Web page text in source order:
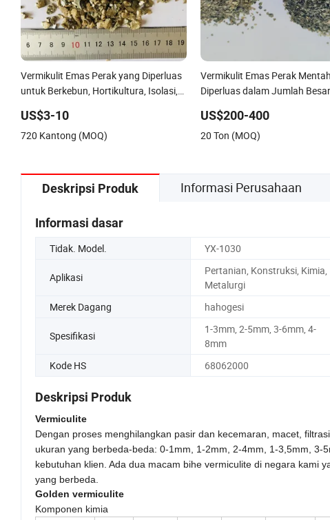
Vermikulit Emas Perak yang Diperluas
untuk Berkebun, Hortikultura, Isolasi,
US$3-10
720 Kantong (MOQ)
Vermikulit Emas Perak
Diperluas dalam Jumlah
Partikel
US$200-400
20 Ton (MOQ)
Deskripsi Produk Informasi Perusahaan
Informasi dasar
Tidak. Model. YX-1030
Aplikasi
Pertanian, Konstruksi, Kimia,
Metalurgi
Merek Dagang hahogesi
Spesifikasi
1-3mm, 2-5mm, 3-6mm, 4-
8mm
Kode HS 68062000
Deskripsi Produk
Vermiculite
Dengan proses menghilangkan pasir dan kecemaran, macet,
ukuran yang berbeda-beda: 0-1mm, 1-2mm, 2-4mm, 1-3,5mm,
kebutuhan klien. Ada dua macam bihe vermiculite di negara kami
yang berbeda.
Golden vermiculite
Komponen kimia